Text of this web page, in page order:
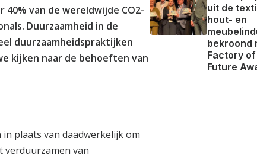
van de wereldwijde CO2-
Duurzaamheid in de
duurzaamheidspraktijken
kijken naar de behoeften van
plaats van daadwerkelijk om
verduurzamen van
uit de
hout- en
bekroond
Factory
Future